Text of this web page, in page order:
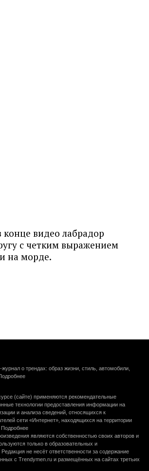
конце видео лабрадор
с четким выражением
на морде.
о трендах: образ жизни, стиль, автомобили,
(сайте) применяются рекомендательные
технологии предоставления информации на
и анализа сведений, относящихся к
сети «Интернет», находящихся на территории
Подробнее
являются собственностью своих авторов и
только в образовательных и
не несёт ответственности за содержание
с Trendymen.ru и размещённых на сайтах третьих